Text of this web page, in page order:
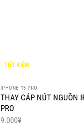
TIẾT KIỆM
IPHONE 13 PRO
THAY CÁP NÚT NGUỒN
PRO
9.000¥